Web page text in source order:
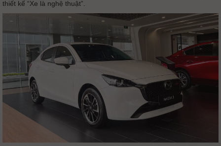
thiết kế “Xe là nghệ thuật”.